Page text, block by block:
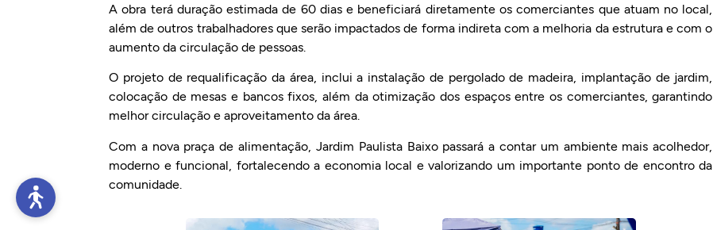
A obra terá duração estimada de 60 dias e beneficiará diretamente os comerciantes que atuam no local,
além de outros trabalhadores que serão impactados de forma indireta com a melhoria da estrutura e com o
aumento da circulação de pessoas.
O projeto de requalificação da área, inclui a instalação de pergolado de madeira, implantação de jardim,
colocação de mesas e bancos fixos, além da otimização dos espaços entre os comerciantes, garantindo
melhor circulação e aproveitamento da área.
Com a nova praça de alimentação, Jardim Paulista Baixo passará a contar um ambiente mais acolhedor,
moderno e funcional, fortalecendo a economia local e valorizando um importante ponto de encontro da
comunidade.